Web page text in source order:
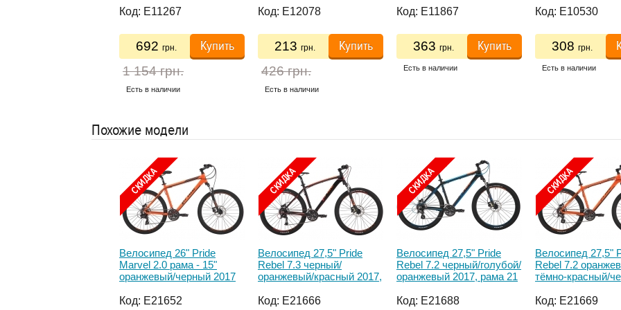
Код: E11267
692 грн. Купить
1 154 грн.
Есть в наличии
Код: E12078
213 грн. Купить
426 грн.
Есть в наличии
Код: E11867
363 грн. Купить
Есть в наличии
Код: E10530
308 грн.
Есть в наличии
Похожие модели
Велосипед 26" Pride
Marvel 2.0 рама - 15"
оранжевый/черный 2017
Код: E21652
Велосипед 27,5" Pride
Rebel 7.3 черный/
оранжевый/красный 2017,
Код: E21666
Велосипед 27,5" Pride
Rebel 7.2 черный/голубой/
оранжевый 2017, рама 21
Код: E21688
Велосипед 27,5"
Rebel 7.2
тёмно-красный/
Код: E21669